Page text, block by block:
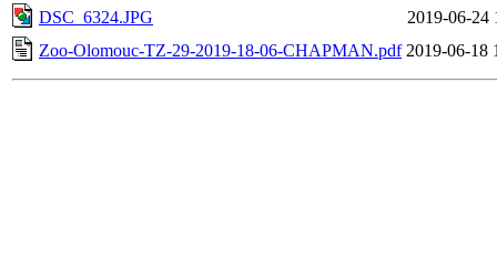
DSC_6324.JPG
2019-06-24
Zoo-Olomouc-TZ-29-2019-18-06-CHAPMAN.pdf 2019-06-18